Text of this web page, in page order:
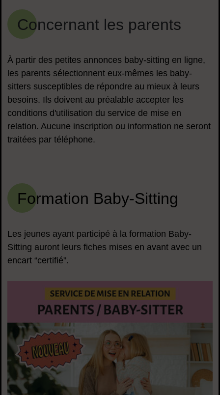
Concernant les parents
À partir des petites annonces baby-sitting en ligne,
les parents sélectionnent eux-mêmes les baby-
sitters susceptibles de répondre au mieux à leurs
besoins. Ils doivent au préalable accepter les
conditions d'utilisation du service de mise en
relation. Aucune inscription ou information ne seront
traitées par téléphone.
Formation Baby-Sitting
Les jeunes ayant participé à la formation Baby-
Sitting auront leurs fiches mises en avant avec un
encart “certifié”.